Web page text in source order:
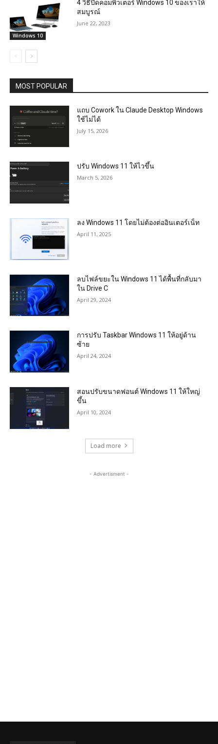
Windows 10
4 วิธีปิดคอมพิวเตอร์ Windows 10 ของเราให้
สมบูรณ์
June 22, 2023
MOST POPULAR
แถบ Cowork ใน Claude Desktop Windows
ใช้ไม่ได้
July 15, 2026
ปรับ Windows 11 ให้ไวขึ้น
March 5, 2026
ลง Windows 11 โดยไม่ต้องต่ออินเตอร์เน็ท
April 11, 2025
ลบไฟล์ขยะใน Windows 11 ได้พื้นที่กลับมา
ใน Drive C
April 29, 2024
การปรับ Taskbar Windows 11 ให้อยู่ด้าน
ซ้าย
April 24, 2024
สอนปรับขนาดฟอนต์ Windows 11 ให้ใหญ่
ขึ้น
April 10, 2024
Load more
- Advertisment -